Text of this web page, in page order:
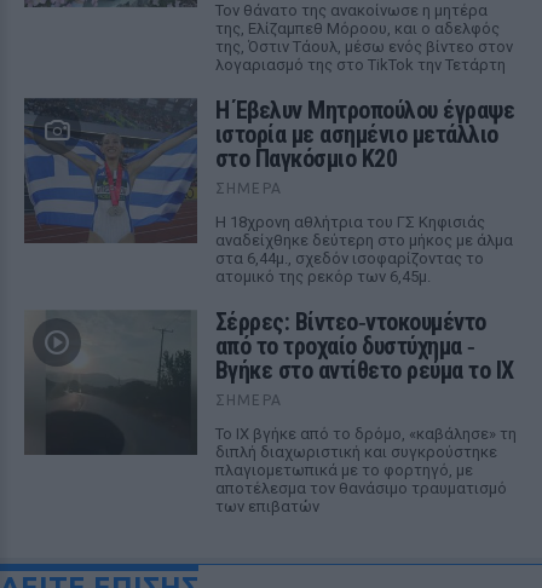
Τον θάνατο της ανακοίνωσε η μητέρα
της, Ελίζαμπεθ Μόροου, και ο αδελφός
της, Όστιν Τάουλ, μέσω ενός βίντεο στον
λογαριασμό της στο TikTok την Τετάρτη
Η Έβελυν Μητροπούλου έγραψε
ιστορία με ασημένιο μετάλλιο
στο Παγκόσμιο Κ20
ΣΉΜΕΡΑ
Η 18χρονη αθλήτρια του ΓΣ Κηφισιάς
αναδείχθηκε δεύτερη στο μήκος με άλμα
στα 6,44μ., σχεδόν ισοφαρίζοντας το
ατομικό της ρεκόρ των 6,45μ.
Σέρρες: Βίντεο‑ντοκουμέντο
από το τροχαίο δυστύχημα ‑
Βγήκε στο αντίθετο ρεύμα το ΙΧ
ΣΉΜΕΡΑ
Το ΙΧ βγήκε από το δρόμο, «καβάλησε» τη
διπλή διαχωριστική και συγκρούστηκε
πλαγιομετωπικά με το φορτηγό, με
αποτέλεσμα τον θανάσιμο τραυματισμό
των επιβατών